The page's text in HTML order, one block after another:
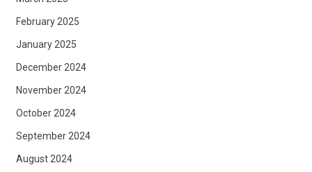
February 2025
January 2025
December 2024
November 2024
October 2024
September 2024
August 2024